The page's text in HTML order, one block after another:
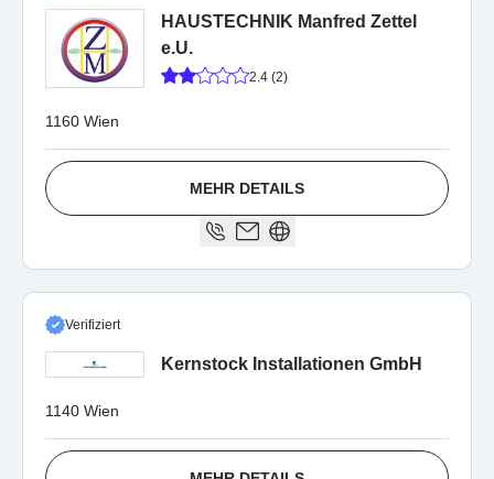
HAUSTECHNIK Manfred Zettel
e.U.
2.4 (2)
1160 Wien
MEHR DETAILS
Verifiziert
Kernstock Installationen GmbH
1140 Wien